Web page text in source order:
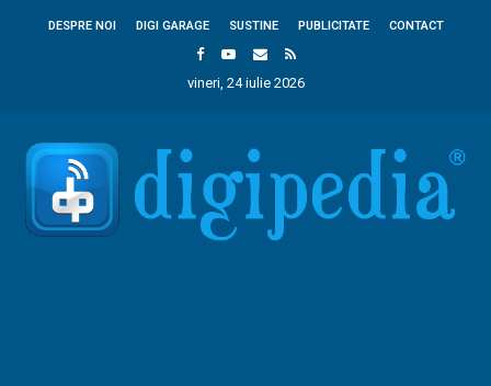
DESPRE NOI DIGI GARAGE SUSTINE PUBLICITATE CONTACT
vineri, 24 iulie 2026